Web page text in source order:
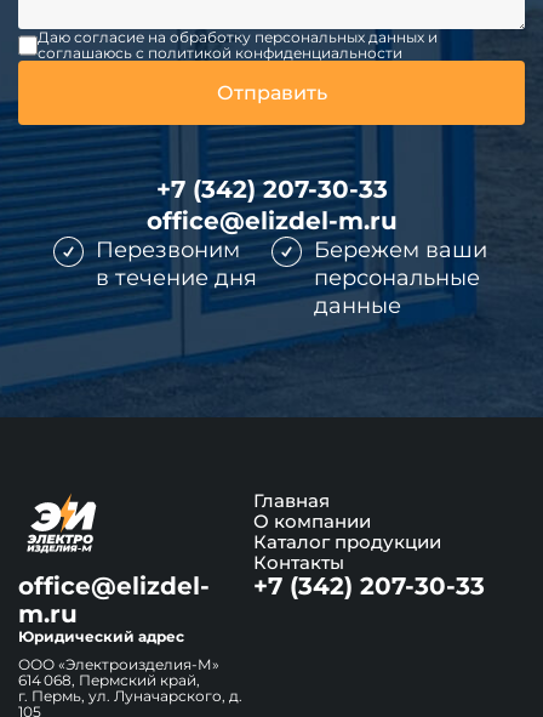
Даю согласие на обработку персональных данных и
соглашаюсь c политикой конфиденциальности
+7 (342) 207-30-33
office@elizdel-m.ru
Перезвоним
в течение дня
Бережем ваши
персональные
данные
Главная
О компании
Каталог продукции
Контакты
office@elizdel-
m.ru
+7 (342) 207-30-33
Юридический адрес
ООО «Электроизделия-М»
614 068, Пермский край,
г. Пермь, ул. Луначарского, д.
105